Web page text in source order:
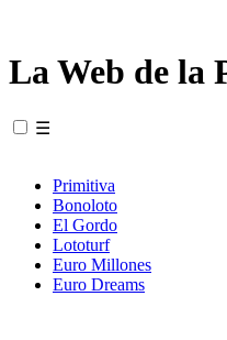
La Web de la
☰
Primitiva
Bonoloto
El Gordo
Lototurf
Euro Millones
Euro Dreams